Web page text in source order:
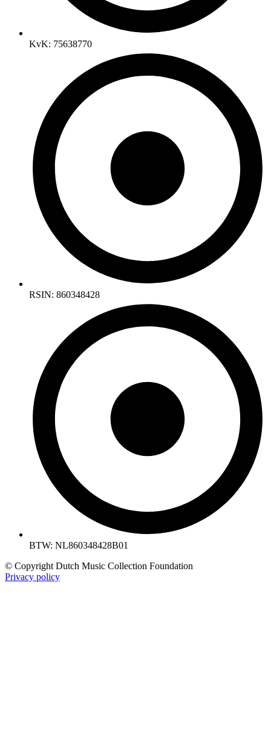
KvK: 75638770
RSIN: 860348428
BTW: NL860348428B01
© Copyright Dutch Music Collection Foundation
Privacy policy